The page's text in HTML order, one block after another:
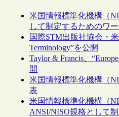
米国情報標準化機構（
して制定するためのワ
国際STM出版社協会・
Terminology”を公開
Taylor & Francis、
開
米国情報標準化機構（
表
米国情報標準化機構（
ANSI/NISO規格として